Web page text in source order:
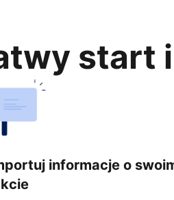
start
informacje o